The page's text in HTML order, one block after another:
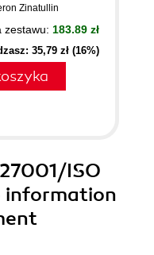
Zinatullin
zestawu: 183.89 zł
35,79 zł (16%)
ISO
information